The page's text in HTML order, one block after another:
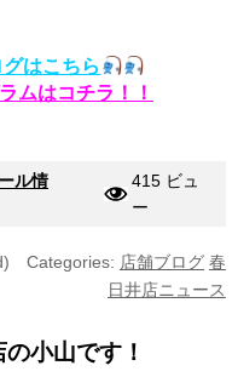
はこちら
ムはコチラ！！
ル情
415 ビュ
ー
Categories: 店舗ブログ 春
日井店ニュース
小山です！